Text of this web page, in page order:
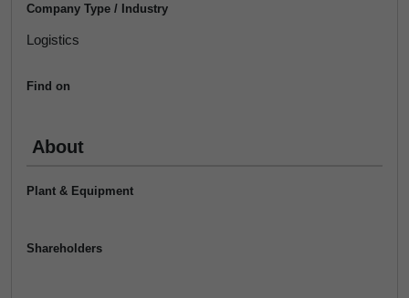
Company Type / Industry
Logistics
Find on
About
Plant & Equipment
Shareholders